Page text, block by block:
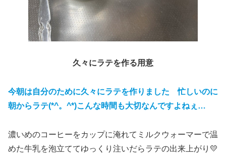
久々にラテを作る用意
今朝は自分のために久々にラテを作りました 忙しいのに
朝からラテ(*^。^*)こんな時間も大切なんですよねぇ…
濃いめのコーヒーをカップに淹れてミルクウォーマーで温
めた牛乳を泡立ててゆっくり注いだらラテの出来上がり💛